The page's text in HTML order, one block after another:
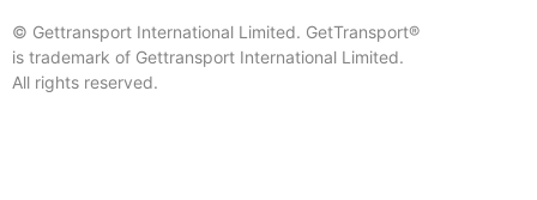
© Gettransport International Limited. GetTransport®
is trademark of Gettransport International Limited.
All rights reserved.